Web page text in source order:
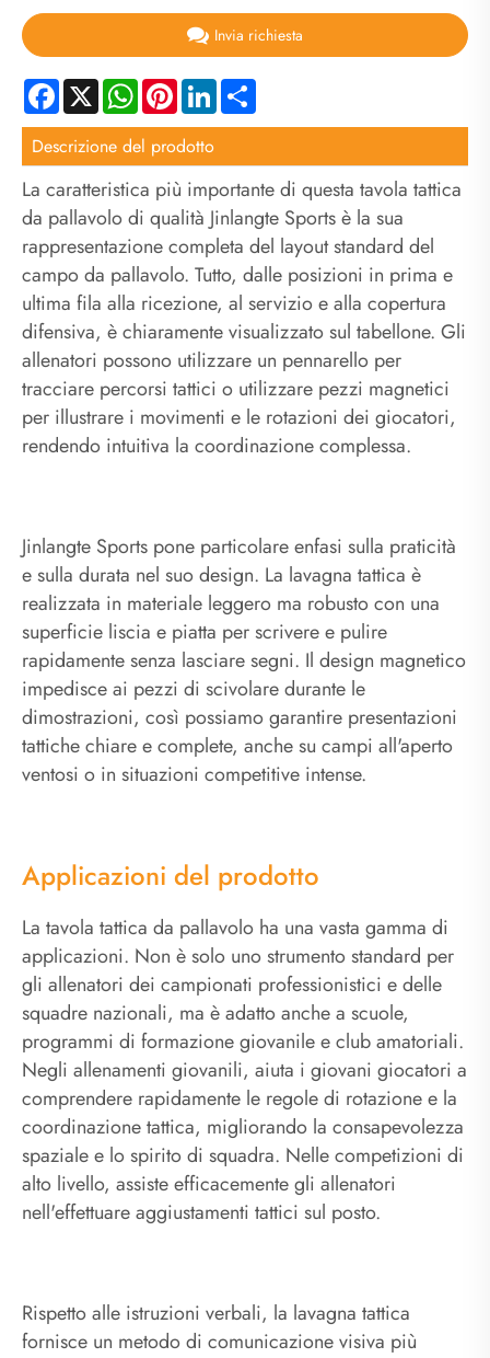
Invia richiesta
Facebook
X WhatsApp
PinterestLinkedIn
Descrizione del prodotto
La caratteristica più importante di questa tavola tattica
da pallavolo di qualità Jinlangte Sports è la sua
rappresentazione completa del layout standard del
campo da pallavolo. Tutto, dalle posizioni in prima e
ultima fila alla ricezione, al servizio e alla copertura
difensiva, è chiaramente visualizzato sul tabellone. Gli
allenatori possono utilizzare un pennarello per
tracciare percorsi tattici o utilizzare pezzi magnetici
per illustrare i movimenti e le rotazioni dei giocatori,
rendendo intuitiva la coordinazione complessa.
Jinlangte Sports pone particolare enfasi sulla praticità
e sulla durata nel suo design. La lavagna tattica è
realizzata in materiale leggero ma robusto con una
superficie liscia e piatta per scrivere e pulire
rapidamente senza lasciare segni. Il design magnetico
impedisce ai pezzi di scivolare durante le
dimostrazioni, così possiamo garantire presentazioni
tattiche chiare e complete, anche su campi all'aperto
ventosi o in situazioni competitive intense.
Applicazioni del prodotto
La tavola tattica da pallavolo ha una vasta gamma di
applicazioni. Non è solo uno strumento standard per
gli allenatori dei campionati professionistici e delle
squadre nazionali, ma è adatto anche a scuole,
programmi di formazione giovanile e club amatoriali.
Negli allenamenti giovanili, aiuta i giovani giocatori a
comprendere rapidamente le regole di rotazione e la
coordinazione tattica, migliorando la consapevolezza
spaziale e lo spirito di squadra. Nelle competizioni di
alto livello, assiste efficacemente gli allenatori
nell'effettuare aggiustamenti tattici sul posto.
Rispetto alle istruzioni verbali, la lavagna tattica
fornisce un metodo di comunicazione visiva più